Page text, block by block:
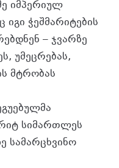
იმპერიულ
ჭეშმარიტების
– ჯვარზე
უმეცრებას,
მტრობას
სიმართლეს
სამარცხვინო